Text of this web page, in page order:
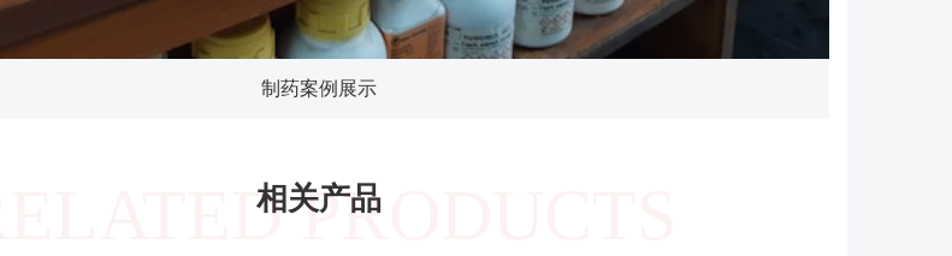
制药案例展示
相关产品
RELATED PRODUCTS